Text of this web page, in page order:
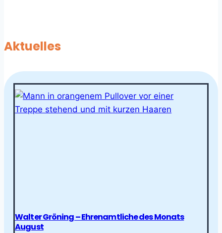
Aktuelles
Walter Gröning – Ehrenamtliche des Monats
August